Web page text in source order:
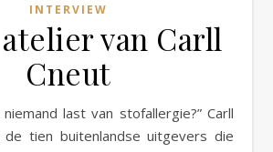
INTERVIEW
van Carll
Cneut
tien buitenlandse uitgevers die